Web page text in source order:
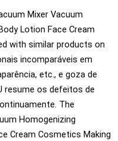
Mixer Vacuum
Lotion Face Cream
with similar products on
incomparáveis ​​em
etc., e goza de
resume os defeitos de
The
Homogenizing
Cream Cosmetics Making